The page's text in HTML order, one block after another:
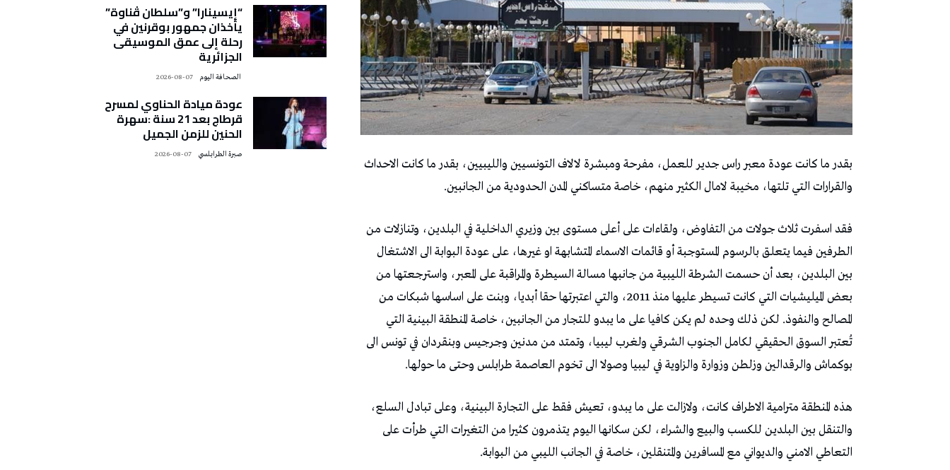
بقدر ما كانت عودة معبر راس جدير للعمل، مفرحة ومبشرة لالاف التونسيين والليبيين، بقدر ما كانت الاحداث
والقرارات التي تلتها، مخيبة لامال الكثير منهم، خاصة متساكني المدن الحدودية من الجانبين.
فقد اسفرت ثلاث جولات من التفاوض، ولقاءات على أعلى مستوى بين وزيري الداخلية في البلدين، وتنازلات من
الطرفين فيما يتعلق بالرسوم المستوجبة أو قائمات الاسماء المتشابهة او غيرها، على عودة البوابة الى الاشتغال
بين البلدين، بعد أن حسمت الشرطة الليبية من جانبها مسالة السيطرة والمراقبة على المعبر، واسترجعتها من
بعض الميليشيات التي كانت تسيطر عليها منذ 2011، والتي اعتبرتها حقا أبديا، وبنت على اساسها شبكات من
المصالح والنفوذ. لكن ذلك وحده لم يكن كافيا على ما يبدو للتجار من الجانبين، خاصة المنطقة البينية التي
تُعتبر السوق الحقيقي لكامل الجنوب الشرقي ولغرب ليبيا، وتمتد من مدنين وجرجيس وبنقردان في تونس الى
بوكماش والرقدالين وزلطن وزوارة والزاوية في ليبيا وصولا الى تخوم العاصمة طرابلس وحتى ما حولها.
هذه المنطقة مترامية الاطراف كانت، ولازالت على ما يبدو، تعيش فقط على التجارة البينية، وعلى تبادل السلع،
والتنقل بين البلدين للكسب والبيع والشراء، لكن سكانها اليوم يتذمرون كثيرا من التغيرات التي طرأت على
التعاطي الامني والديواني مع المسافرين والمتنقلين، خاصة في الجانب الليبي من البوابة.
“إيسينارا” و”سلطان ڤناوة”
يأخذان جمهور بوقرنين في
رحلة إلى عمق الموسيقى
الجزائرية
2026-08-07
عودة ميادة الحناوي لمسرح
قرطاج بعد 21 سنة :سهرة
الحنين للزمن الجميل
صبرة الطرابلسي 2026-08-07